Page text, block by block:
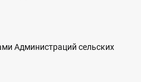
Администраций сельских